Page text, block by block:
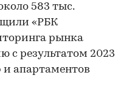
583 тыс.
«РБК
рынка
с результатом 2023
апартаментов